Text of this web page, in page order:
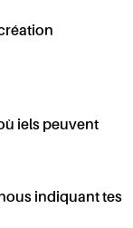
iels peuvent
indiquant tes